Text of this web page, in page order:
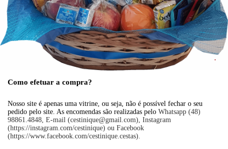
Como efetuar a compra?
Nosso site é apenas uma vitrine, ou seja, não é possível fechar o seu
pedido pelo site. As encomendas são realizadas pelo Whatsapp (48)
98861.4848, E-mail (cestinique@gmail.com), Instagram
(https://instagram.com/cestinique) ou Facebook
(https://www.facebook.com/cestinique.cestas).